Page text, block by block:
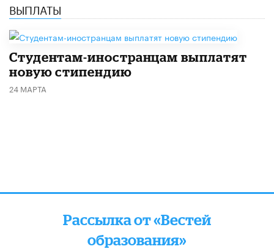
ВЫПЛАТЫ
Студентам-иностранцам выплатят
новую стипендию
24 МАРТА
Рассылка от «Вестей
образования»